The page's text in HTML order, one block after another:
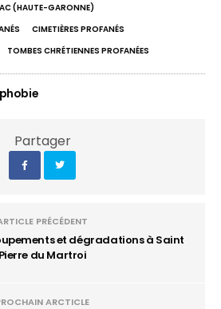
(HAUTE-GARONNE)
CIMETIÈRES PROFANÉS
TOMBES CHRÉTIENNES PROFANÉES
Partager
PRÉCÉDENT
et dégradations à Saint
Pierre du Martroi
ARCTICLE